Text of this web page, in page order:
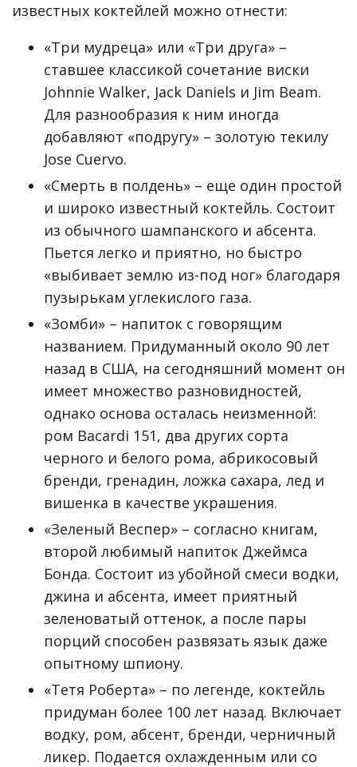
известных коктейлей можно отнести:
«Три мудреца» или «Три друга» –
ставшее классикой сочетание виски
Johnnie Walker, Jack Daniels и Jim Beam.
Для разнообразия к ним иногда
добавляют «подругу» – золотую текилу
Jose Cuervo.
«Смерть в полдень» – еще один простой
и широко известный коктейль. Состоит
из обычного шампанского и абсента.
Пьется легко и приятно, но быстро
«выбивает землю из-под ног» благодаря
пузырькам углекислого газа.
«Зомби» – напиток с говорящим
названием. Придуманный около 90 лет
назад в США, на сегодняшний момент он
имеет множество разновидностей,
однако основа осталась неизменной:
ром Bacardi 151, два других сорта
черного и белого рома, абрикосовый
бренди, гренадин, ложка сахара, лед и
вишенка в качестве украшения.
«Зеленый Веспер» – согласно книгам,
второй любимый напиток Джеймса
Бонда. Состоит из убойной смеси водки,
джина и абсента, имеет приятный
зеленоватый оттенок, а после пары
порций способен развязать язык даже
опытному шпиону.
«Тетя Роберта» – по легенде, коктейль
придуман более 100 лет назад. Включает
водку, ром, абсент, бренди, черничный
ликер. Подается охлажденным или со